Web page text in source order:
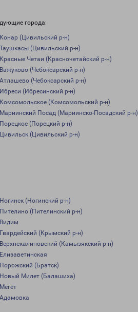
города:
Конар (Цивильский р-н)
Таушкасы (Цивильский р-н)
Красные Четаи (Красночетайский р-н)
Важуково (Чебоксарский р-н)
Атлашево (Чебоксарский р-н)
Ибреси (Ибресинский р-н)
Комсомольское (Комсомольский р-н)
Мариинский Посад (Мариинско-Посадский р-н)
Порецкое (Порецкий р-н)
Цивильск (Цивильский р-н)
Ногинск (Ногинский р-н)
Пителино (Пителинский р-н)
Видим
Гвардейский (Крымский р-н)
Верхнекалиновский (Камызякский р-н)
Елизаветинская
Порожский (Братск)
Новый Милет (Балашиха)
Мегет
Адамовка